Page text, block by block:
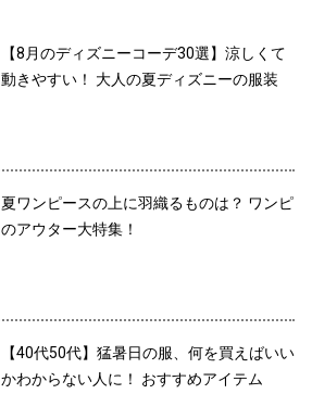
【8月のディズニーコーデ30選】涼しくて
動きやすい！ 大人の夏ディズニーの服装
夏ワンピースの上に羽織るものは？ ワンピ
のアウター大特集！
【40代50代】猛暑日の服、何を買えばいい
かわからない人に！ おすすめアイテム